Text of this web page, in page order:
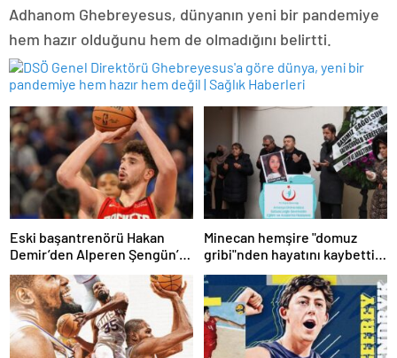
Adhanom Ghebreyesus, dünyanın yeni bir pandemiye
hem hazır olduğunu hem de olmadığını belirtti.
Eski başantrenörü Hakan
Demir’den Alperen Şengün’e
övgü
Minecan hemşire "domuz
gribi"nden hayatını kaybetti –
Haberler | Sağlık Haberleri